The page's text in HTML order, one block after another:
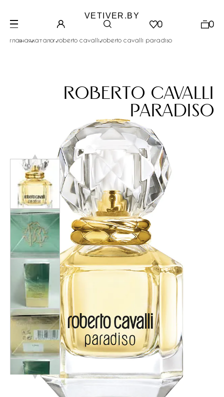
VETIVER.BY
0 0
главная.каталог.roberto cavalli.roberto cavalli paradiso
roberto cavalli
paradiso